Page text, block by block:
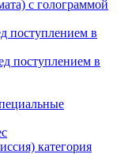
с голограммой
поступлением в
поступлением в
категория